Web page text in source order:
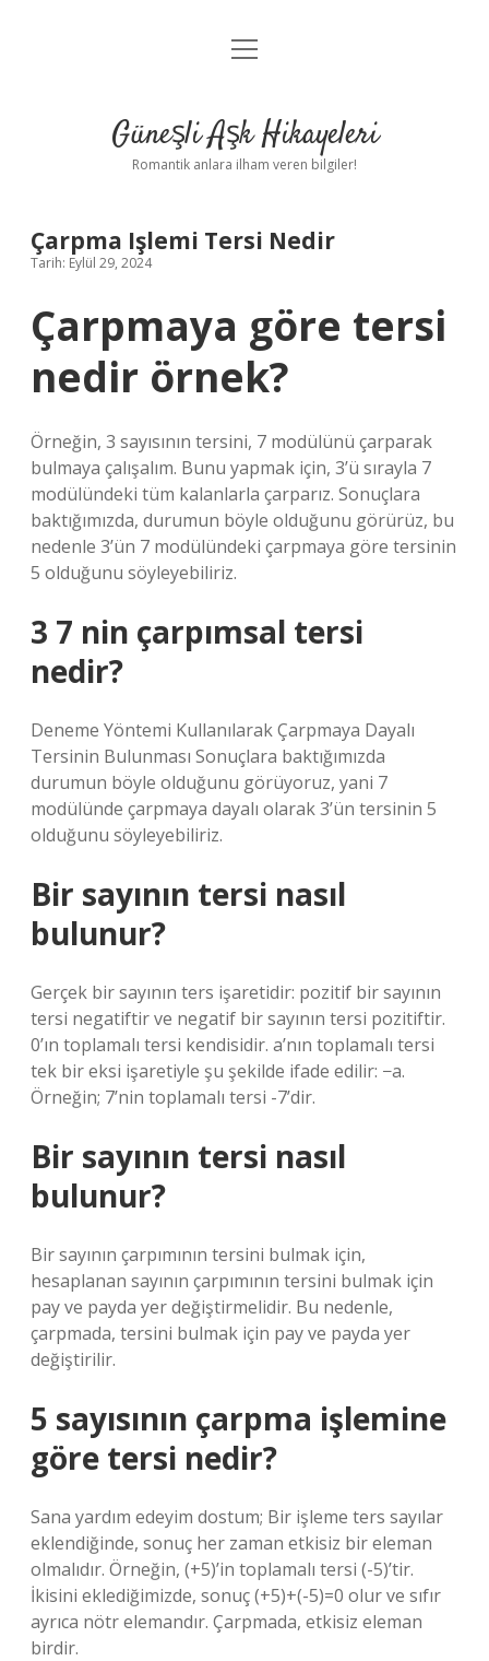
Anasayfa
Yasal Uyarı
menüyü
Güneşli Aşk Hikayeleri
Romantik anlara ilham veren bilgiler!
Çarpma Işlemi Tersi Nedir
Tarih: Eylül 29, 2024
Çarpmaya göre tersi
nedir örnek?
Örneğin, 3 sayısının tersini, 7 modülünü çarparak
bulmaya çalışalım. Bunu yapmak için, 3’ü sırayla 7
modülündeki tüm kalanlarla çarparız. Sonuçlara
baktığımızda, durumun böyle olduğunu görürüz, bu
nedenle 3’ün 7 modülündeki çarpmaya göre tersinin
5 olduğunu söyleyebiliriz.
3 7 nin çarpımsal tersi
nedir?
Deneme Yöntemi Kullanılarak Çarpmaya Dayalı
Tersinin Bulunması Sonuçlara baktığımızda
durumun böyle olduğunu görüyoruz, yani 7
modülünde çarpmaya dayalı olarak 3’ün tersinin 5
olduğunu söyleyebiliriz.
Bir sayının tersi nasıl
bulunur?
Gerçek bir sayının ters işaretidir: pozitif bir sayının
tersi negatiftir ve negatif bir sayının tersi pozitiftir.
0’ın toplamalı tersi kendisidir. a’nın toplamalı tersi
tek bir eksi işaretiyle şu şekilde ifade edilir: −a.
Örneğin; 7’nin toplamalı tersi -7’dir.
Bir sayının tersi nasıl
bulunur?
Bir sayının çarpımının tersini bulmak için,
hesaplanan sayının çarpımının tersini bulmak için
pay ve payda yer değiştirmelidir. Bu nedenle,
çarpmada, tersini bulmak için pay ve payda yer
değiştirilir.
5 sayısının çarpma işlemine
göre tersi nedir?
Sana yardım edeyim dostum; Bir işleme ters sayılar
eklendiğinde, sonuç her zaman etkisiz bir eleman
olmalıdır. Örneğin, (+5)’in toplamalı tersi (-5)’tir.
İkisini eklediğimizde, sonuç (+5)+(-5)=0 olur ve sıfır
ayrıca nötr elemandır. Çarpmada, etkisiz eleman
birdir.